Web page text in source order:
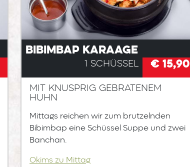
Bibimbap Karaage
1 Schüssel € 15,90
Mit knusprig gebratenem
Huhn
Mittags reichen wir zum brutzelnden
Bibimbap eine Schüssel Suppe und zwei
Banchan.
Okims zu Mittag